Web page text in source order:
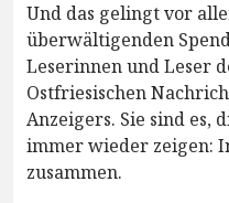
Und das gelingt vor
überwältigenden
Leserinnen und Leser
Ostfriesischen
Anzeigers. Sie sind es,
immer wieder zeigen:
zusammen.